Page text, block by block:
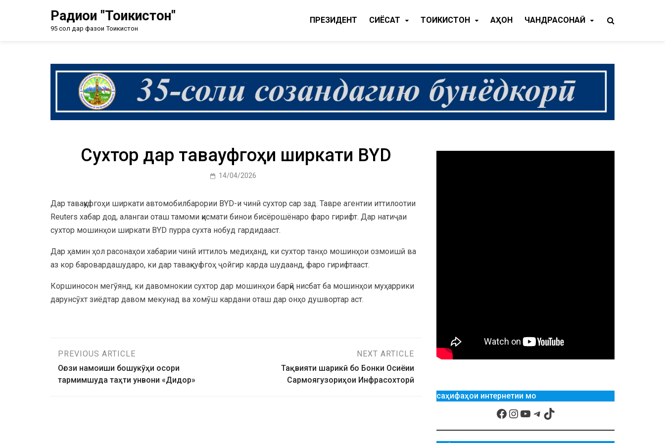
Радиои "Тоҷикистон"
95 сол дар фазои Тоҷикистон
ПРЕЗИДЕНТ CИЁСАТ ТОҶИКИСТОН ҶАҲОН ЧАНДРАСОНАӢ
Сухтор дар таваққуфгоҳи ширкати BYD
14/04/2026
Дар таваққуфгоҳи ширкати автомобилбарории BYD-и чинӣ сухтор сар зад. Тавре агентии иттилоотии
Reuters хабар дод, алангаи оташ тамоми қисмати бинои бисёрошёнаро фаро гирифт. Дар натиҷаи
сухтор мошинҳои ширкати BYD пурра сухта нобуд гардидааст.
Дар ҳамин ҳол расонаҳои хабарии чинӣ иттилоъ медиҳанд, ки сухтор танҳо мошинҳои озмоишӣ ва
аз кор баровардашударо, ки дар тавақкуфгоҳ ҷойгир карда шудаанд, фаро гирифтааст.
Коршиносон мегӯянд, ки давомнокии сухтор дар мошинҳои барқӣ нисбат ба мошинҳои муҳаррики
дарунсӯхт зиёдтар давом мекунад ва хомӯш кардани оташ дар онҳо душвортар аст.
PREVIOUS ARTICLE
Оғози намоиши бошукӯҳи осори
тармимшуда таҳти унвони «Дидор»
NEXT ARTICLE
Тақвияти шарикӣ бо Бонки Осиёии
Сармоягузориҳои Инфрасохторӣ
саҳифаҳои интернетии мо